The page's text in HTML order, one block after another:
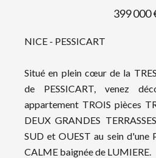
399 000
NICE - PESSICART
Situé en plein cœur de la
de PESSICART, venez
appartement TROIS pièces
DEUX GRANDES
SUD et OUEST au sein d'une
CALME baignée de LUMIERE.